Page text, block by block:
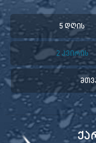
5 დღის
2 კვირის